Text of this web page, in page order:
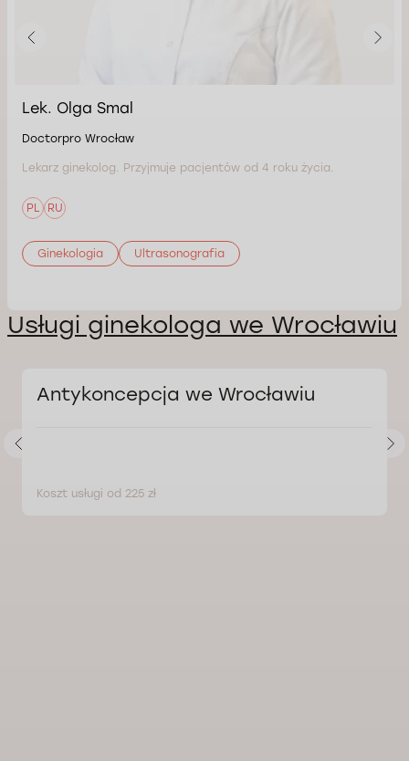
Lek. Olga Smal
Doctorpro Wrocław
Lekarz ginekolog. Przyjmuje pacjentów od 4 roku życia.
PL RU
Ginekologia Ultrasonografia
Usługi ginekologa we Wrocławiu
Antykoncepcja we Wrocławiu
Koszt usługi od 225 zł